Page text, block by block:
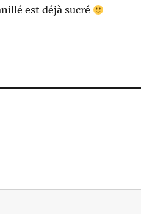
est déjà sucré